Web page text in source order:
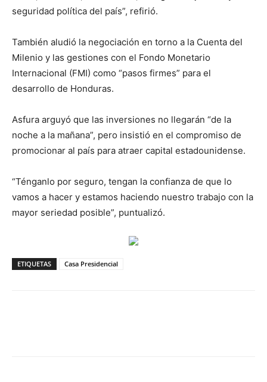
seguridad política del país”, refirió.
También aludió la negociación en torno a la Cuenta del
Milenio y las gestiones con el Fondo Monetario
Internacional (FMI) como “pasos firmes” para el
desarrollo de Honduras.
Asfura arguyó que las inversiones no llegarán “de la
noche a la mañana”, pero insistió en el compromiso de
promocionar al país para atraer capital estadounidense.
“Ténganlo por seguro, tengan la confianza de que lo
vamos a hacer y estamos haciendo nuestro trabajo con la
mayor seriedad posible”, puntualizó.
ETIQUETAS Casa Presidencial